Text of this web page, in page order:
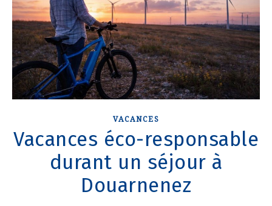
VACANCES
Vacances éco-responsable
durant un séjour à
Douarnenez